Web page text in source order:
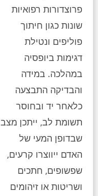
פרוצדורות רפואיות
שונות כגון חיתוך
פוליפים ונטילת
דגימות ביופסיה
במהלכה. במידה
והבדיקה התבצעה
כלאחר יד ובחוסר
תשומת לב, ייתכן מצב
שבדופן המעי של
האדם ייווצרו קרעים,
שפשופים, חתכים
ושריטות או זיהומים